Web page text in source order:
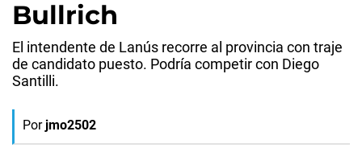
Bullrich
El intendente de Lanús recorre al provincia con traje
de candidato puesto. Podría competir con Diego
Santilli.
Por jmo2502